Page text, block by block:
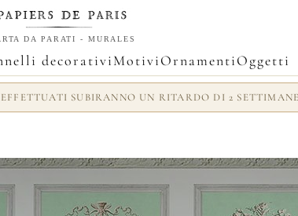
DA PARATI - MURALES
decorativiMotiviOrnamentiOggetti
SUBIRANNO UN RITARDO DI 2